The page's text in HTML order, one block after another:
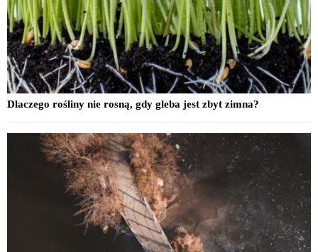
Dlaczego rośliny nie rosną, gdy gleba jest zbyt zimna?